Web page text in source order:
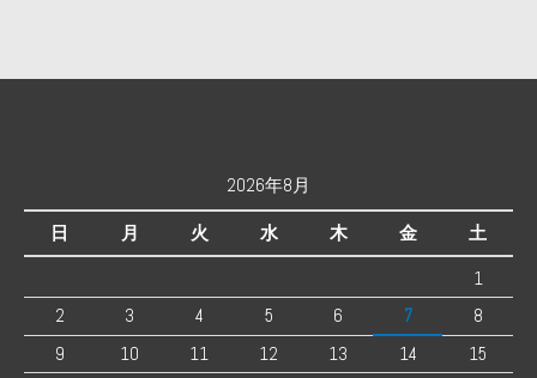
2026年8月
日 月 火 水 木 金 土
1
2
3 4 5 6 7
8
9
10 11 12 13 14
15